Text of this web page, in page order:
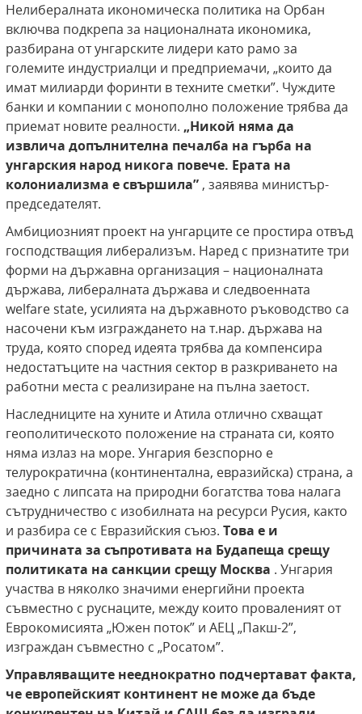
Нелибералната икономическа политика на Орбан
включва подкрепа за националната икономика,
разбирана от унгарските лидери като рамо за
големите индустриалци и предприемачи, „които да
имат милиарди форинти в техните сметки”. Чуждите
банки и компании с монополно положение трябва да
приемат новите реалности. „Никой няма да
извлича допълнителна печалба на гърба на
унгарския народ никога повече. Ерата на
колониализма е свършила”, заявява министър-
председателят.
Амбициозният проект на унгарците се простира отвъд
господстващия либерализъм. Наред с признатите три
форми на държавна организация – националната
държава, либералната държава и следвоенната
welfare state, усилията на държавното ръководство са
насочени към изграждането на т.нар. държава на
труда, която според идеята трябва да компенсира
недостатъците на частния сектор в разкриването на
работни места с реализиране на пълна заетост.
Наследниците на хуните и Атила отлично схващат
геополитическото положение на страната си, която
няма излаз на море. Унгария безспорно е
телурократична (континентална, евразийска) страна, а
заедно с липсата на природни богатства това налага
сътрудничество с изобилната на ресурси Русия, както
и разбира се с Евразийския съюз. Това е и
причината за съпротивата на Будапеща срещу
политиката на санкции срещу Москва . Унгария
участва в няколко значими енергийни проекта
съвместно с руснаците, между които проваленият от
Еврокомисията „Южен поток” и АЕЦ „Пакш-2”,
изграждан съвместно с „Росатом”.
Управляващите нееднократно подчертават факта,
че европейският континент не може да бъде